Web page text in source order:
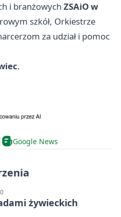
i branżowych ZSAiO w
szkół, Orkiestrze
za udział i pomoc
.
Google News
żywieckich